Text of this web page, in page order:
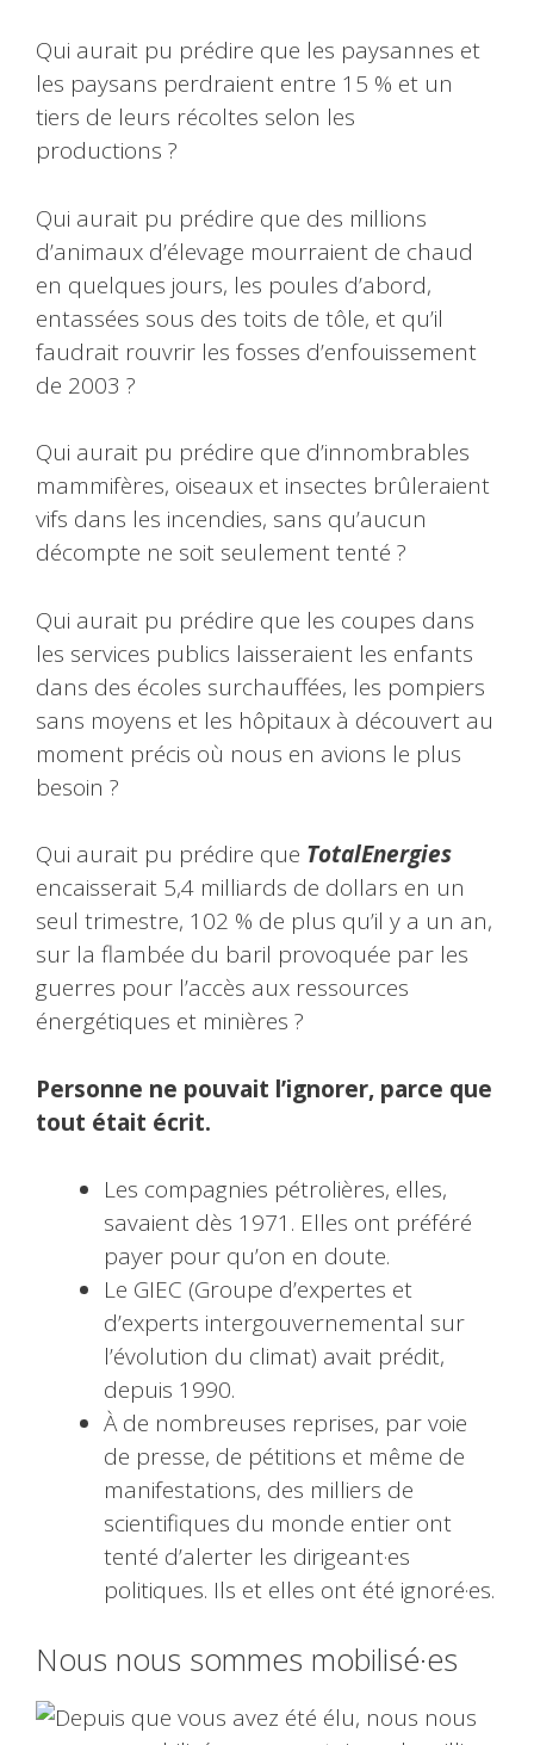
Qui aurait pu prédire que les paysannes et
les paysans perdraient entre 15 % et un
tiers de leurs récoltes selon les
productions ?
Qui aurait pu prédire que des millions
d’animaux d’élevage mourraient de chaud
en quelques jours, les poules d’abord,
entassées sous des toits de tôle, et qu’il
faudrait rouvrir les fosses d’enfouissement
de 2003 ?
Qui aurait pu prédire que d’innombrables
mammifères, oiseaux et insectes brûleraient
vifs dans les incendies, sans qu’aucun
décompte ne soit seulement tenté ?
Qui aurait pu prédire que les coupes dans
les services publics laisseraient les enfants
dans des écoles surchauffées, les pompiers
sans moyens et les hôpitaux à découvert au
moment précis où nous en avions le plus
besoin ?
Qui aurait pu prédire que TotalEnergies
encaisserait 5,4 milliards de dollars en un
seul trimestre, 102 % de plus qu’il y a un an,
sur la flambée du baril provoquée par les
guerres pour l’accès aux ressources
énergétiques et minières ?
Personne ne pouvait l’ignorer, parce que
tout était écrit.
Les compagnies pétrolières, elles,
savaient dès 1971. Elles ont préféré
payer pour qu’on en doute.
Le GIEC (Groupe d’expertes et
d’experts intergouvernemental sur
l’évolution du climat) avait prédit,
depuis 1990.
À de nombreuses reprises, par voie
de presse, de pétitions et même de
manifestations, des milliers de
scientifiques du monde entier ont
tenté d’alerter les dirigeant·es
politiques. Ils et elles ont été ignoré·es.
Nous nous sommes mobilisé·es